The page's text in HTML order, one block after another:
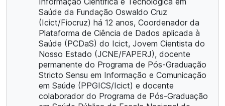
Saúde da Fundação Oswaldo Cruz
(Icict/Fiocruz) há 12 anos, Coordenador da
Plataforma de Ciência de Dados aplicada à
Saúde (PCDaS) do Icict, Jovem Cientista do
Nosso Estado (JCNE/FAPERJ), docente
permanente do Programa de Pós-Graduação
Stricto Sensu em Informação e Comunicação
em Saúde (PPGICS/Icict) e docente
colaborador do Programa de Pós-Graduação